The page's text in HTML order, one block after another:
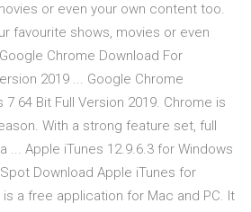
or even your own content too.
favourite shows, movies or even
Chrome Download For
2019 ... Google Chrome
7 64 Bit Full Version 2019. Chrome is
With a strong feature set, full
... Apple iTunes 12.9.6.3 for Windows
Download Apple iTunes for
a free application for Mac and PC. It